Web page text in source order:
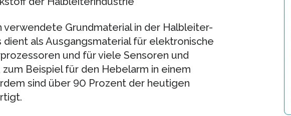
verwendete Grundmaterial in der Halbleiter-
dient als Ausgangsmaterial für elektronische
und für viele Sensoren und
Beispiel für den Hebelarm in einem
sind über 90 Prozent der heutigen